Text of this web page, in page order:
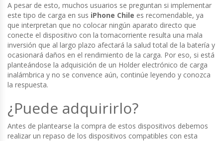
A pesar de esto, muchos usuarios se preguntan si implementar
este tipo de carga en sus iPhone Chile es recomendable, ya
que interpretan que no colocar ningún aparato directo que
conecte el dispositivo con la tomacorriente resulta una mala
inversión que al largo plazo afectará la salud total de la batería y
ocasionará daños en el rendimiento de la carga. Por eso, si está
planteándose la adquisición de un Holder electrónico de carga
inalámbrica y no se convence aún, continúe leyendo y conozca
la respuesta.
¿Puede adquirirlo?
Antes de plantearse la compra de estos dispositivos debemos
realizar un repaso de los dispositivos compatibles con esta